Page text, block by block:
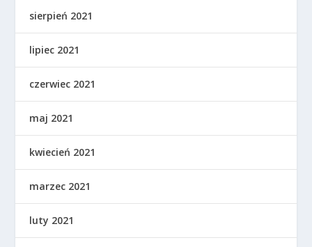
sierpień 2021
lipiec 2021
czerwiec 2021
maj 2021
kwiecień 2021
marzec 2021
luty 2021